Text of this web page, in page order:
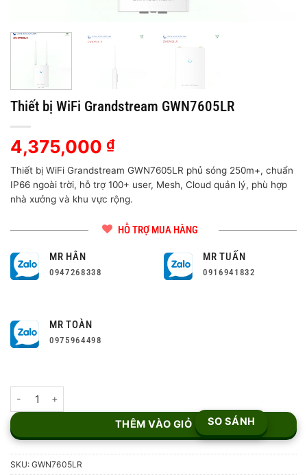
Thiết bị WiFi Grandstream GWN7605LR
4,375,000 ₫
Thiết bị WiFi Grandstream GWN7605LR phủ sóng 250m+, chuẩn
IP66 ngoài trời, hỗ trợ 100+ user, Mesh, Cloud quản lý, phù hợp
nhà xưởng và khu vực rộng.
HỖ TRỢ MUA HÀNG
MR HÂN
0947268338
MR TUẤN
0916941832
MR TOÀN
0975964498
THÊM VÀO GIỎ SO SÁNH
SKU: GWN7605LR